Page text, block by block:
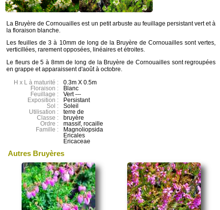
La Bruyère de Cornouailles est un petit arbuste au feuillage persistant vert et à
la floraison blanche.
Les feuilles de 3 à 10mm de long de la Bruyère de Cornouailles sont vertes,
verticillées, rarement opposées, linéaires et étroites.
Le fleurs de 5 à 8mm de long de la Bruyère de Cornouailles sont regroupées
en grappe et apparaissent d'août à octobre.
H x L à maturité :
Floraison :
Feuillage :
Exposition :
Sol :
Utilisation :
Classe :
Ordre :
Famille :
0.3m X 0.5m
Blanc
Vert ---
Persistant
Soleil
terre de
bruyère
massif, rocaille
Magnoliopsida
Ericales
Ericaceae
Autres Bruyères